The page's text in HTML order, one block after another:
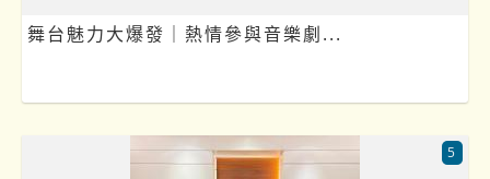
舞台魅力大爆發｜熱情參與音樂劇...
5